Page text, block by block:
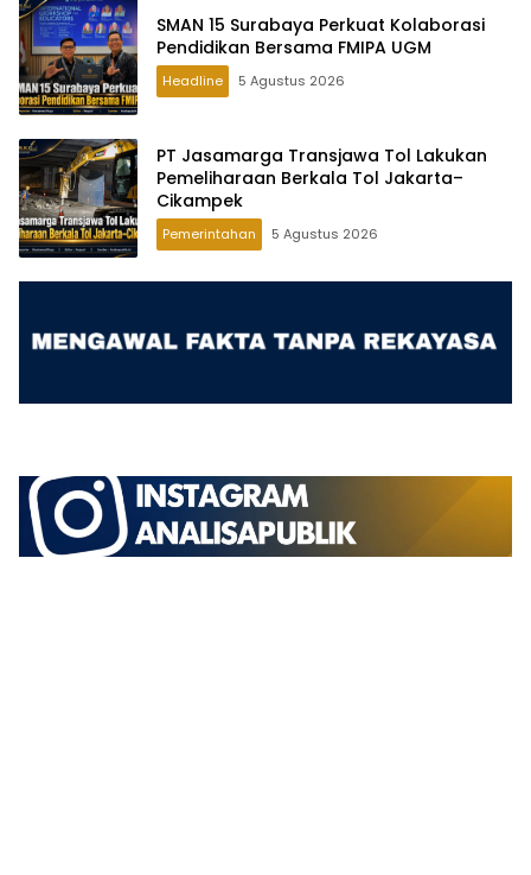
SMAN 15 Surabaya Perkuat Kolaborasi
Pendidikan Bersama FMIPA UGM
Headline 5 Agustus 2026
PT Jasamarga Transjawa Tol Lakukan
Pemeliharaan Berkala Tol Jakarta–
Cikampek
Pemerintahan 5 Agustus 2026